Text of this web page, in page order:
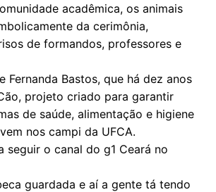
acadêmica, os animais
da cerimônia,
de formandos, professores e
Fernanda Bastos, que há dez anos
projeto criado para garantir
de saúde, alimentação e higiene
nos campi da UFCA.
seguir o canal do g1 Ceará no
guardada e aí a gente tá tendo